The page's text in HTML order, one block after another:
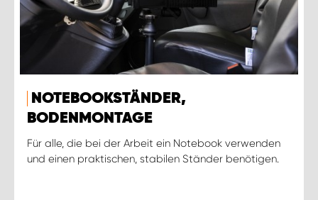
NOTEBOOKSTÄNDER,
BODENMONTAGE
Für alle, die bei der Arbeit ein Notebook verwenden
und einen praktischen, stabilen Ständer benötigen.